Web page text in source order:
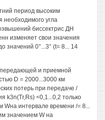
период высоким
необходимого угла
биссектрис ДН
изменяет свои значения
значений 0°...3° (t= 8... 14
и приемной
D = 2000...3000 км
потерь при передаче /
k3n(Tr,Rs) <0,1...0,2 только
Wна интервале времени /= 8...
значением W на